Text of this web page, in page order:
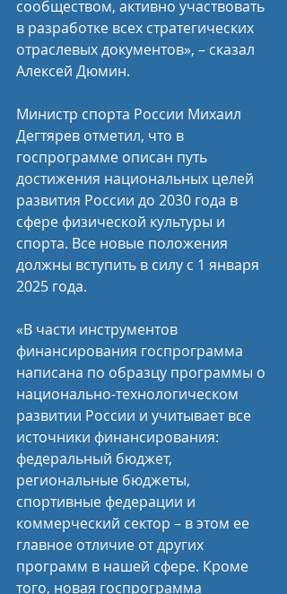
сообществом, активно участвовать
в разработке всех стратегических
отраслевых документов», – сказал
Алексей Дюмин.
Министр спорта России Михаил
Дегтярев отметил, что в
госпрограмме описан путь
достижения национальных целей
развития России до 2030 года в
сфере физической культуры и
спорта. Все новые положения
должны вступить в силу с 1 января
2025 года.
«В части инструментов
финансирования госпрограмма
написана по образцу программы о
национально-технологическом
развитии России и учитывает все
источники финансирования:
федеральный бюджет,
региональные бюджеты,
спортивные федерации и
коммерческий сектор – в этом ее
главное отличие от других
программ в нашей сфере. Кроме
того, новая госпрограмма